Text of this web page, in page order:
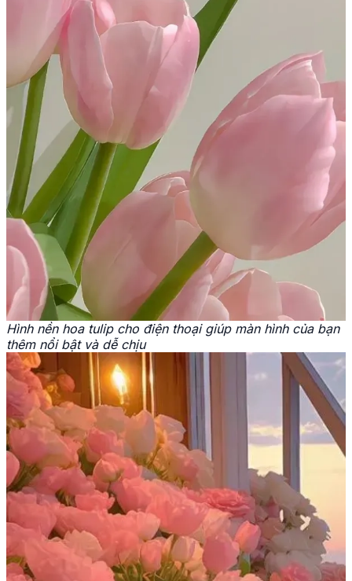
Hình nền hoa tulip cho điện thoại giúp màn hình của bạn
thêm nổi bật và dễ chịu